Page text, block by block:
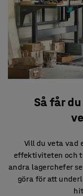
Så får
Vill du veta vad
effektiviteten och
andra lagerchefer
göra för att